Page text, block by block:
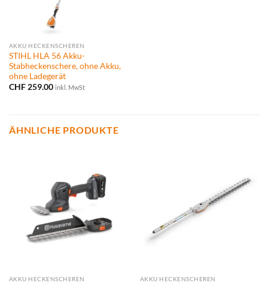
AKKU HECKENSCHEREN
STIHL HLA 56 Akku-
Stabheckenschere, ohne Akku,
ohne Ladegerät
CHF259.00 inkl. MwSt
ÄHNLICHE PRODUKTE
AKKU HECKENSCHEREN AKKU HECKENSCHEREN